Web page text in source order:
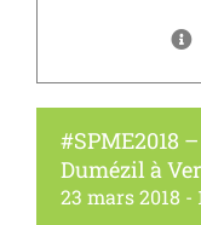
#SPME2018
Dumézil à
23 mars 2018 -